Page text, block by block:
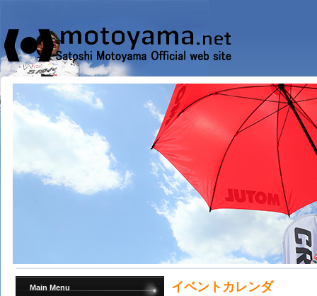
Main Menu イベントカレンダ